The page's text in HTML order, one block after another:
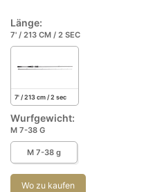
Länge:
7' / 213 CM / 2 SEC
7' / 213 cm / 2 sec
Wurfgewicht:
M 7-38 G
M 7-38 g
Wo zu kaufen